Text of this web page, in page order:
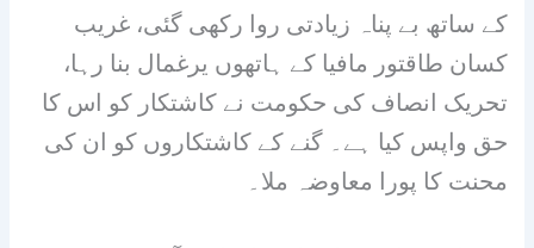
کے ساتھ بے پناہ زیادتی روا رکھی گئی، غریب
کسان طاقتور مافیا کے ہاتھوں یرغمال بنا رہا،
تحریک انصاف کی حکومت نے کاشتکار کو اس کا
حق واپس کیا ہے۔ گنے کے کاشتکاروں کو ان کی
محنت کا پورا معاوضہ ملا۔